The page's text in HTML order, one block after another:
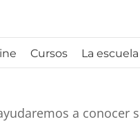
Cursos La escuela
a conocer